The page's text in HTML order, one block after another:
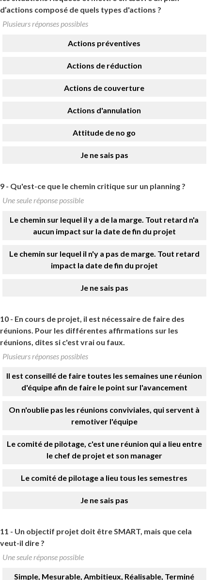
d’actions composé de quels types d'actions ?
Plusieurs réponses possibles
Actions préventives
Actions de réduction
Actions de couverture
Actions d'annulation
Attitude de no go
Je ne sais pas
9 - Qu'est-ce que le chemin critique sur un planning ?
Une seule réponse possible
Le chemin sur lequel il y a de la marge. Tout retard n'a
aucun impact sur la date de fin du projet
Le chemin sur lequel il n'y a pas de marge. Tout retard
impact la date de fin du projet
Je ne sais pas
10 - En cours de projet, il est nécessaire de faire des
réunions. Pour les différentes affirmations sur les
réunions, dites si c'est vrai ou faux.
Plusieurs réponses possibles
Il est conseillé de faire toutes les semaines une réunion
d'équipe afin de faire le point sur l'avancement
On n'oublie pas les réunions conviviales, qui servent à
remotiver l'équipe
Le comité de pilotage, c'est une réunion qui a lieu entre
le chef de projet et son manager
Le comité de pilotage a lieu tous les semestres
Je ne sais pas
11 - Un objectif projet doit être SMART, mais que cela
veut-il dire ?
Une seule réponse possible
Simple, Mesurable, Ambitieux, Réalisable, Terminé